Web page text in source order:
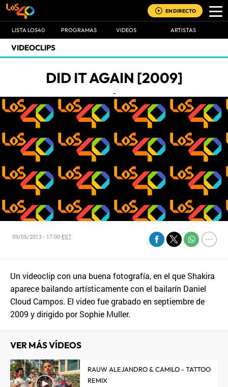
EN DIRECTO
LISTA LOS40 PROGRAMAS VIDEOS ARTISTAS
VIDEOCLIPS
DID IT AGAIN [2009]
-
09/05/2013 - 17:00 EST
Un videoclip con una buena fotografía, en el que Shakira
aparece bailando artísticamente con el bailarín Daniel
Cloud Campos. El video fue grabado en septiembre de
2009 y dirigido por Sophie Muller.
VER MÁS VÍDEOS
RAUW ALEJANDRO & CAMILO - TATTOO
REMIX